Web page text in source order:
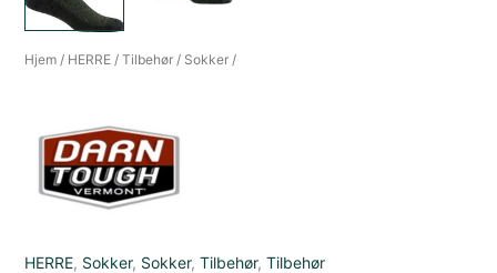
Hjem / HERRE /Tilbehør / Sokker /
HERRE, Sokker, Sokker,Tilbehør,Tilbehør